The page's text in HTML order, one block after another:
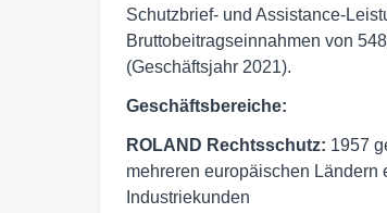
Schutzbrief- und Assistance-
Bruttobeitragseinnahmen von
(Geschäftsjahr 2021).
Geschäftsbereiche:
ROLAND Rechtsschutz: 1957
mehreren europäischen Ländern
Industriekunden